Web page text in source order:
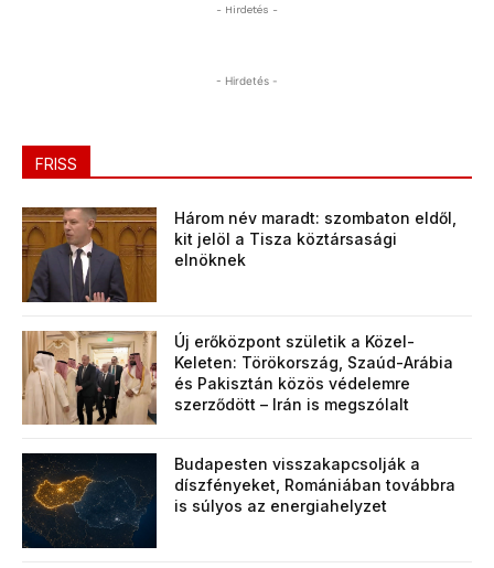
- Hirdetés -
- Hirdetés -
FRISS
Három név maradt: szombaton eldől,
kit jelöl a Tisza köztársasági
elnöknek
Új erőközpont születik a Közel-
Keleten: Törökország, Szaúd-Arábia
és Pakisztán közös védelemre
szerződött – Irán is megszólalt
Budapesten visszakapcsolják a
díszfényeket, Romániában továbbra
is súlyos az energiahelyzet